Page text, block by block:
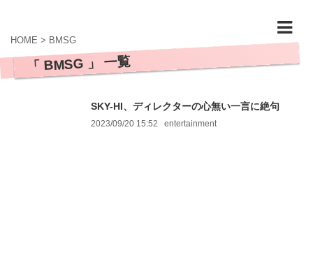
HOME > BMSG
「 BMSG 」 一覧
SKY-HI、ディレクターの心無い一言に絶句
2023/09/20 15:52 entertainment